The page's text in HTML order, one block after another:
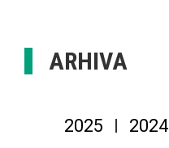
ARHIVA
2025 2024